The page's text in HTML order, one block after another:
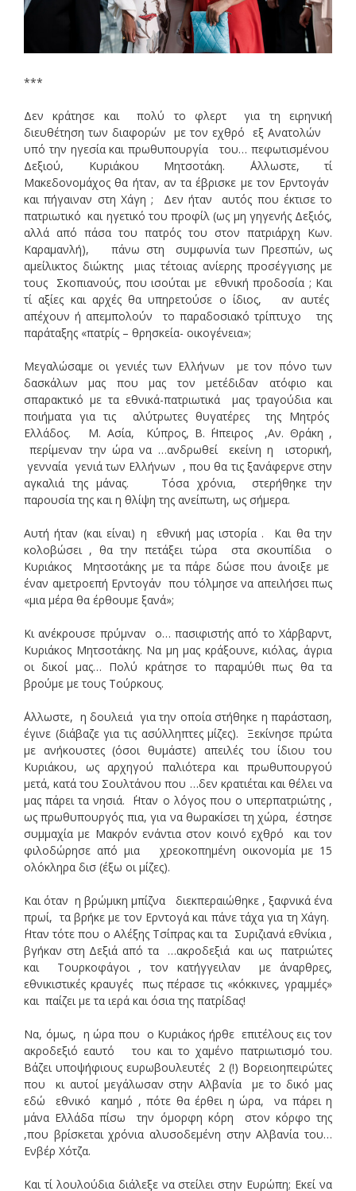
***
Δεν κράτησε και πολύ το φλερτ για τη ειρηνική
διευθέτηση των διαφορών με τον εχθρό εξ Ανατολών
υπό την ηγεσία και πρωθυπουργία του… πεφωτισμένου
Δεξιού, Κυριάκου Μητσοτάκη. ΄Αλλωστε, τί
Μακεδονομάχος θα ήταν, αν τα έβρισκε με τον Ερντογάν
και πήγαιναν στη Χάγη ; Δεν ήταν αυτός που έκτισε το
πατριωτικό και ηγετικό του προφίλ (ως μη γηγενής Δεξιός,
αλλά από πάσα του πατρός του στον πατριάρχη Κων.
Καραμανλή), πάνω στη συμφωνία των Πρεσπών, ως
αμείλικτος διώκτης μιας τέτοιας ανίερης προσέγγισης με
τους Σκοπιανούς, που ισούται με εθνική προδοσία ; Και
τί αξίες και αρχές θα υπηρετούσε ο ίδιος, αν αυτές
απέχουν ή απεμπολούν το παραδοσιακό τρίπτυχο της
παράταξης «πατρίς – θρησκεία- οικογένεια»;
Μεγαλώσαμε οι γενιές των Ελλήνων με τον πόνο των
δασκάλων μας που μας τον μετέδιδαν ατόφιο και
σπαρακτικό με τα εθνικά-πατριωτικά μας τραγούδια και
ποιήματα για τις αλύτρωτες θυγατέρες της Μητρός
Ελλάδος. Μ. Ασία, Κύπρος, Β. ΄Ηπειρος ,Αν. Θράκη ,
περίμεναν την ώρα να …ανδρωθεί εκείνη η ιστορική,
γενναία γενιά των Ελλήνων , που θα τις ξανάφερνε στην
αγκαλιά της μάνας. Τόσα χρόνια, στερήθηκε την
παρουσία της και η θλίψη της ανείπωτη, ως σήμερα.
Αυτή ήταν (και είναι) η εθνική μας ιστορία . Και θα την
κολοβώσει , θα την πετάξει τώρα στα σκουπίδια ο
Κυριάκος Μητσοτάκης με τα πάρε δώσε που άνοιξε με
έναν αμετροεπή Ερντογάν που τόλμησε να απειλήσει πως
«μια μέρα θα έρθουμε ξανά»;
Κι ανέκρουσε πρύμναν ο… πασιφιστής από το Χάρβαρντ,
Κυριάκος Μητσοτάκης. Να μη μας κράξουνε, κιόλας, άγρια
οι δικοί μας… Πολύ κράτησε το παραμύθι πως θα τα
βρούμε με τους Τούρκους.
΄Αλλωστε, η δουλειά για την οποία στήθηκε η παράσταση,
έγινε (διάβαζε για τις ασύλληπτες μίζες). Ξεκίνησε πρώτα
με ανήκουστες (όσοι θυμάστε) απειλές του ίδιου του
Κυριάκου, ως αρχηγού παλιότερα και πρωθυπουργού
μετά, κατά του Σουλτάνου που …δεν κρατιέται και θέλει να
μας πάρει τα νησιά. ΄Ηταν ο λόγος που ο υπερπατριώτης ,
ως πρωθυπουργός πια, για να θωρακίσει τη χώρα, έστησε
συμμαχία με Μακρόν ενάντια στον κοινό εχθρό και τον
φιλοδώρησε από μια χρεοκοπημένη οικονομία με 15
ολόκληρα δισ (έξω οι μίζες).
Και όταν η βρώμικη μπίζνα διεκπεραιώθηκε , ξαφνικά ένα
πρωί, τα βρήκε με τον Ερντογά και πάνε τάχα για τη Χάγη.
΄Ηταν τότε που ο Αλέξης Τσίπρας και τα Συριζιανά εθνίκια ,
βγήκαν στη Δεξιά από τα …ακροδεξιά και ως πατριώτες
και Τουρκοφάγοι , τον κατήγγειλαν με άναρθρες,
εθνικιστικές κραυγές πως πέρασε τις «κόκκινες, γραμμές»
και παίζει με τα ιερά και όσια της πατρίδας!
Να, όμως, η ώρα που ο Κυριάκος ήρθε επιτέλους εις τον
ακροδεξιό εαυτό του και το χαμένο πατριωτισμό του.
Βάζει υποψήφιους ευρωβουλευτές 2 (!) Βορειοηπειρώτες
που κι αυτοί μεγάλωσαν στην Αλβανία με το δικό μας
εδώ εθνικό καημό , πότε θα έρθει η ώρα, να πάρει η
μάνα Ελλάδα πίσω την όμορφη κόρη στον κόρφο της
,που βρίσκεται χρόνια αλυσοδεμένη στην Αλβανία του…
Ενβέρ Χότζα.
Και τί λουλούδια διάλεξε να στείλει στην Ευρώπη; Εκεί να